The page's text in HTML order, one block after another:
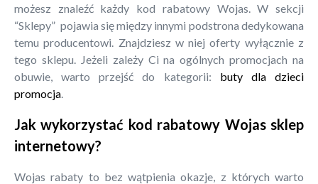
możesz znaleźć każdy kod rabatowy Wojas. W sekcji
“Sklepy” pojawia się między innymi podstrona dedykowana
temu producentowi. Znajdziesz w niej oferty wyłącznie z
tego sklepu. Jeżeli zależy Ci na ogólnych promocjach na
obuwie, warto przejść do kategorii: buty dla dzieci
promocja
Jak wykorzystać kod rabatowy Wojas sklep
internetowy?
Wojas rabaty to bez wątpienia okazje, z których warto